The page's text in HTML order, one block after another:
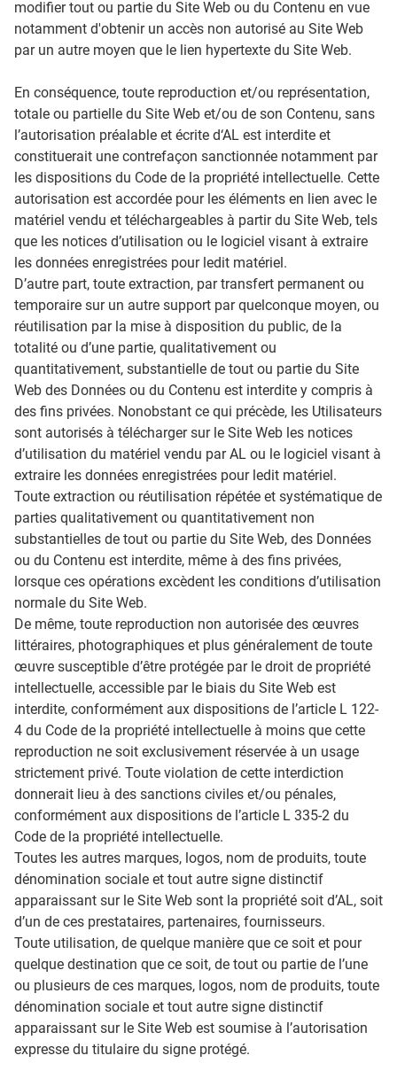
modifier tout ou partie du Site Web ou du Contenu en vue
notamment d'obtenir un accès non autorisé au Site Web
par un autre moyen que le lien hypertexte du Site Web.
En conséquence, toute reproduction et/ou représentation,
totale ou partielle du Site Web et/ou de son Contenu, sans
l’autorisation préalable et écrite d‘AL est interdite et
constituerait une contrefaçon sanctionnée notamment par
les dispositions du Code de la propriété intellectuelle. Cette
autorisation est accordée pour les éléments en lien avec le
matériel vendu et téléchargeables à partir du Site Web, tels
que les notices d’utilisation ou le logiciel visant à extraire
les données enregistrées pour ledit matériel.
D’autre part, toute extraction, par transfert permanent ou
temporaire sur un autre support par quelconque moyen, ou
réutilisation par la mise à disposition du public, de la
totalité ou d’une partie, qualitativement ou
quantitativement, substantielle de tout ou partie du Site
Web des Données ou du Contenu est interdite y compris à
des fins privées. Nonobstant ce qui précède, les Utilisateurs
sont autorisés à télécharger sur le Site Web les notices
d’utilisation du matériel vendu par AL ou le logiciel visant à
extraire les données enregistrées pour ledit matériel.
Toute extraction ou réutilisation répétée et systématique de
parties qualitativement ou quantitativement non
substantielles de tout ou partie du Site Web, des Données
ou du Contenu est interdite, même à des fins privées,
lorsque ces opérations excèdent les conditions d’utilisation
normale du Site Web.
De même, toute reproduction non autorisée des œuvres
littéraires, photographiques et plus généralement de toute
œuvre susceptible d’être protégée par le droit de propriété
intellectuelle, accessible par le biais du Site Web est
interdite, conformément aux dispositions de l’article L 122-
4 du Code de la propriété intellectuelle à moins que cette
reproduction ne soit exclusivement réservée à un usage
strictement privé. Toute violation de cette interdiction
donnerait lieu à des sanctions civiles et/ou pénales,
conformément aux dispositions de l’article L 335-2 du
Code de la propriété intellectuelle.
Toutes les autres marques, logos, nom de produits, toute
dénomination sociale et tout autre signe distinctif
apparaissant sur le Site Web sont la propriété soit d’AL, soit
d’un de ces prestataires, partenaires, fournisseurs.
Toute utilisation, de quelque manière que ce soit et pour
quelque destination que ce soit, de tout ou partie de l’une
ou plusieurs de ces marques, logos, nom de produits, toute
dénomination sociale et tout autre signe distinctif
apparaissant sur le Site Web est soumise à l’autorisation
expresse du titulaire du signe protégé.